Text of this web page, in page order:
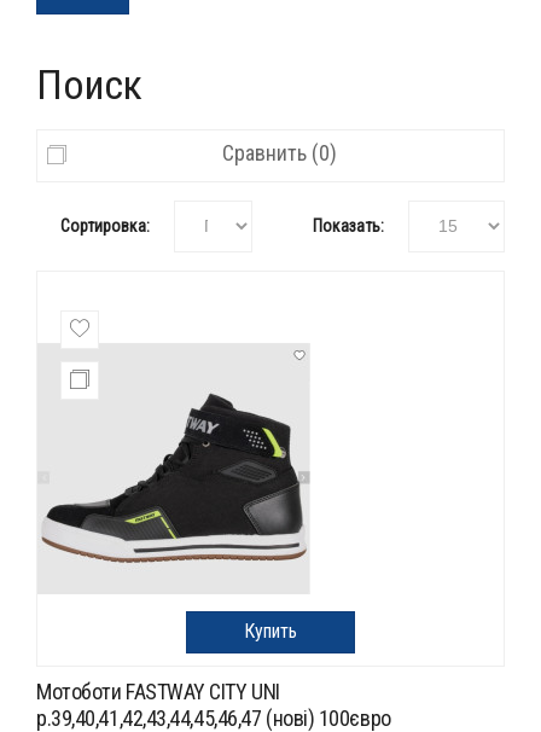
Поиск
Сравнить (0)
Сортировка: Показать:
Купить
Мотоботи FASTWAY CITY UNI
p.39,40,41,42,43,44,45,46,47 (нові) 100євро